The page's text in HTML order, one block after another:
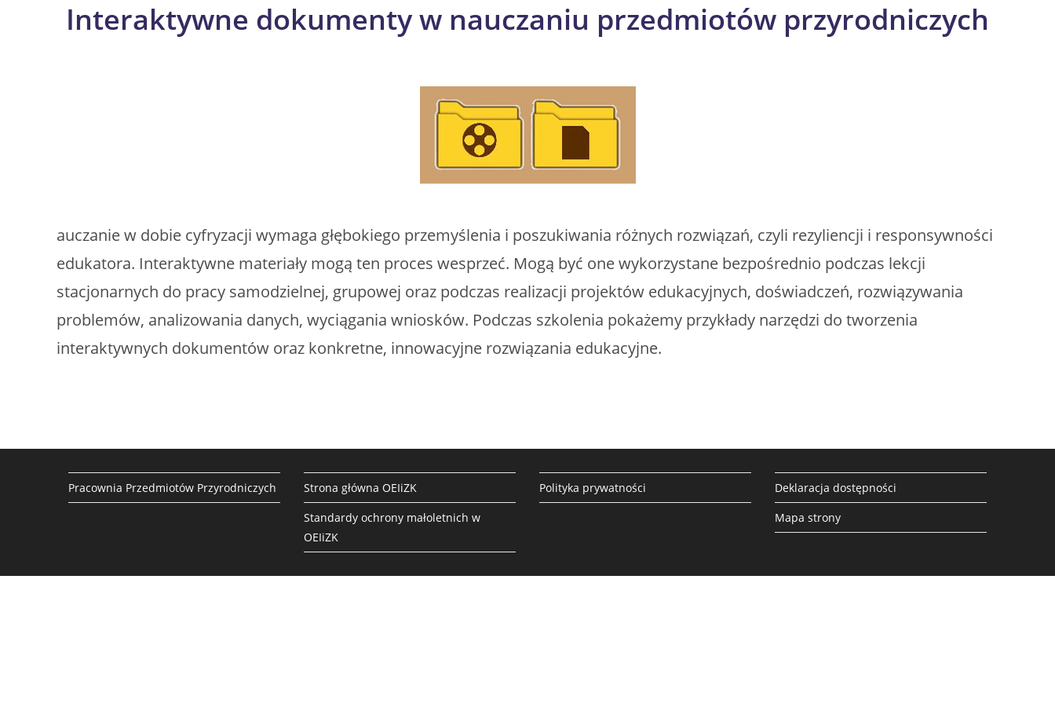
Interaktywne dokumenty w nauczaniu przedmiotów przyrodniczych
auczanie w dobie cyfryzacji wymaga głębokiego przemyślenia i poszukiwania różnych rozwiązań, czyli rezyliencji i responsywności
edukatora. Interaktywne materiały mogą ten proces wesprzeć. Mogą być one wykorzystane bezpośrednio podczas lekcji
stacjonarnych do pracy samodzielnej, grupowej oraz podczas realizacji projektów edukacyjnych, doświadczeń, rozwiązywania
problemów, analizowania danych, wyciągania wniosków. Podczas szkolenia pokażemy przykłady narzędzi do tworzenia
interaktywnych dokumentów oraz konkretne, innowacyjne rozwiązania edukacyjne.
Pracownia Przedmiotów Przyrodniczych
Strona główna OEIiZK
Standardy ochrony małoletnich w
OEIiZK
Polityka prywatności
Deklaracja dostępności
Mapa strony